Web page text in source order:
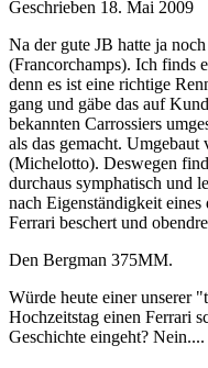
Geschrieben 18. Mai 2009
Na der gute JB hatte ja
(Francorchamps). Ich finds
denn es ist eine richtige
gang und gäbe das auf
bekannten Carrossiers
als das gemacht.
(Michelotto). Deswegen
durchaus symphatisch und
nach Eigenständigkeit eines
Ferrari beschert und
Den Bergman 375MM.
Würde heute einer unserer
Hochzeitstag einen Ferrari
Geschichte eingeht? Nein....